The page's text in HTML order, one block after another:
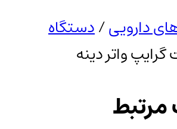
دارویی/دستگاه
واتر دینه